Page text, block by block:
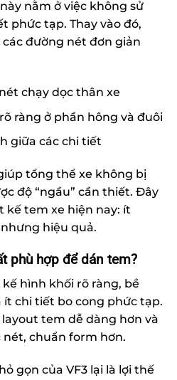
nằm ở việc không sử
phức tạp. Thay vào đó,
đường nét đơn giản
chạy dọc thân xe
ràng ở phần hông và đuôi
giữa các chi tiết
tổng thể xe không bị
độ “ngầu” cần thiết. Đây
kế tem xe hiện nay: ít
hiệu quả.
phù hợp để dán tem?
hình khối rõ ràng, bề
chi tiết bo cong phức tạp.
tem dễ dàng hơn và
chuẩn form hơn.
gọn của VF3 lại là lợi thế